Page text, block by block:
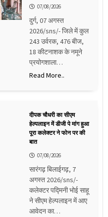
07/08/2026
दुर्ग, 07 अगस्त
2026/sns/- जिले में कुल
243 उर्वरक, 476 बीज,
18 कीटनाशक के नमूने
प्रयोगशाला…
Read More..
दीपक चौधरी का सीएम
हेल्पलाइन में डीजी पे मांग हुआ
पूरा कलेक्टर ने फोन पर की
बात
07/08/2026
सारंगढ़ बिलाईगढ़, 7
अगस्त 2026/sns/-
कलेक्टर पद्मिनी भोई साहू
ने सीएम हेल्पलाइन में आए
आवेदन का…